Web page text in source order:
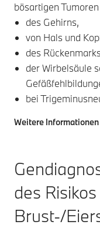
bösartigen Tumoren
des Gehirns,
von Hals und
des
der Wirbelsäule
bei
Weitere
des
Brust-/